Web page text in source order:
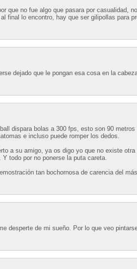
que no fue algo que pasara por casualidad,
final lo encontro, hay que ser gilipollas para
dejado que le pongan esa cosa en la
dispara bolas a 300 fps, esto son 90
e incluso puede romper los dedos.
a su amigo, ya os digo yo que no existe
todo por no ponerse la puta careta.
tan bochornosa de carencia del
desperte de mi sueño. Por lo que veo